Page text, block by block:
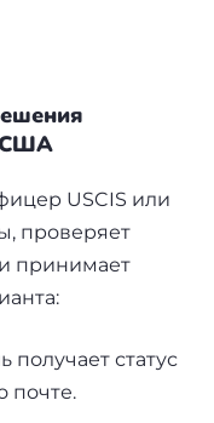
США
USCIS или
проверяет
принимает
получает статус
почте.